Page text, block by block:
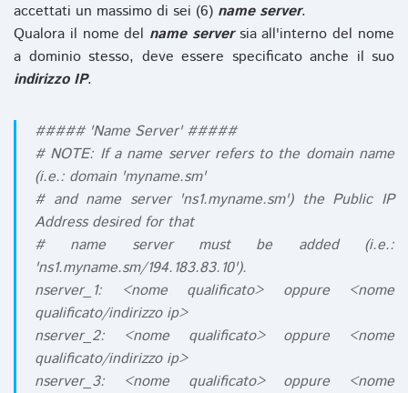
accettati un massimo di sei (6) name server.
Qualora il nome del name serversia all'interno del nome
a dominio stesso, deve essere specificato anche il suo
indirizzo IP.
##### 'Name Server' #####
# NOTE: If a name server refers to the domain name
(i.e.: domain 'myname.sm'
# and name server 'ns1.myname.sm') the Public IP
Address desired for that
# name server must be added (i.e.:
'ns1.myname.sm/194.183.83.10').
nserver_1: <nome qualificato> oppure <nome
qualificato/indirizzo ip>
nserver_2: <nome qualificato> oppure <nome
qualificato/indirizzo ip>
nserver_3: <nome qualificato> oppure <nome